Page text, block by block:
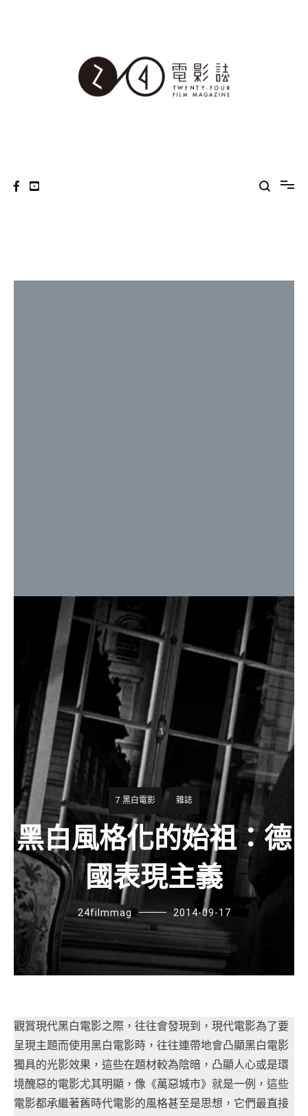
7 黑白電影 雜誌
黑白風格化的始祖：德
國表現主義
24filmmag 2014-09-17
觀賞現代黑白電影之際，往往會發現到，現代電影為了要
呈現主題而使用黑白電影時，往往連帶地會凸顯黑白電影
獨具的光影效果，這些在題材較為陰暗，凸顯人心或是環
境醜惡的電影尤其明顯，像《萬惡城市》就是一例，這些
電影都承繼著舊時代電影的風格甚至是思想，它們最直接